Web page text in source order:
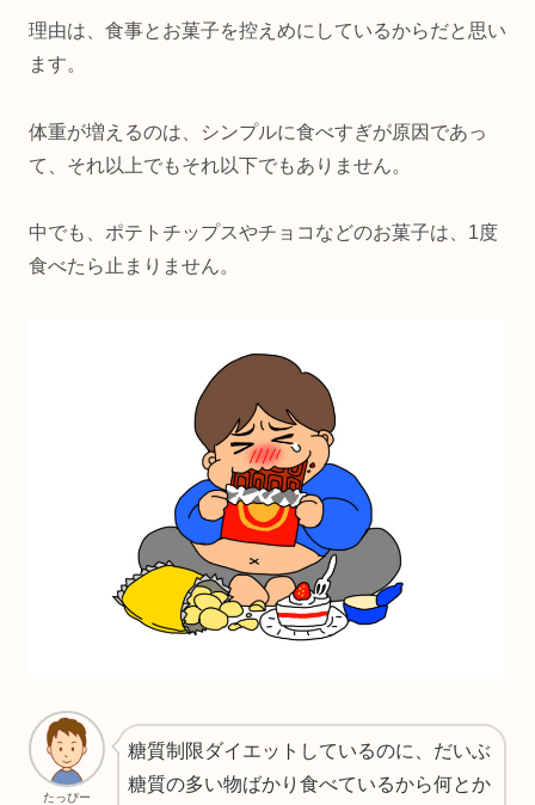
理由は、食事とお菓子を控えめにしているからだと思い
ます。
体重が増えるのは、シンプルに食べすぎが原因であっ
て、それ以上でもそれ以下でもありません。
中でも、ポテトチップスやチョコなどのお菓子は、1度
食べたら止まりません。
たっぴー
糖質制限ダイエットしているのに、だいぶ
糖質の多い物ばかり食べているから何とか